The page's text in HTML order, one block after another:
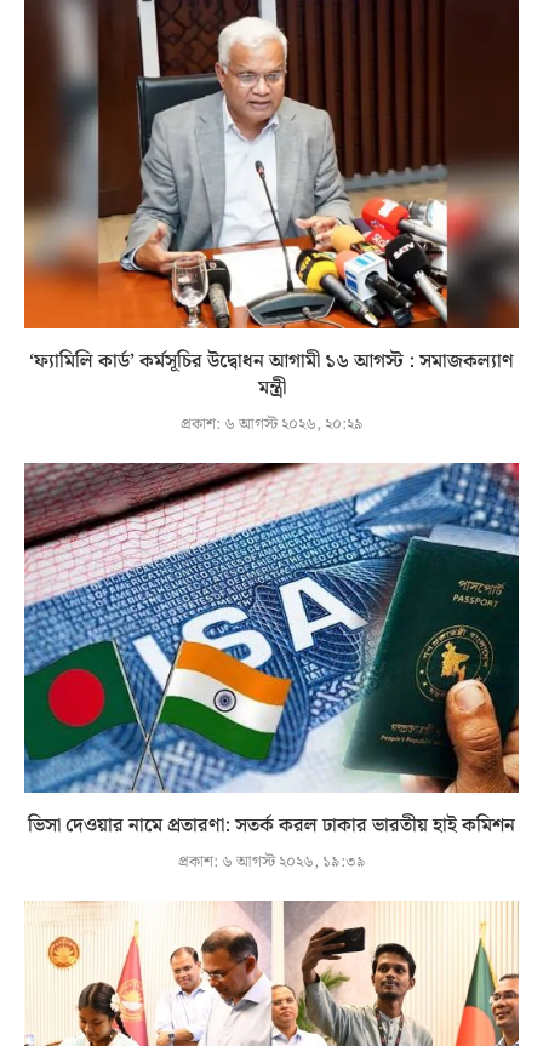
‘ফ্যামিলি কার্ড’ কর্মসূচির উদ্বোধন আগামী ১৬ আগস্ট : সমাজকল্যাণ
মন্ত্রী
প্রকাশ: ৬ আগস্ট ২০২৬, ২০:২৯
ভিসা দেওয়ার নামে প্রতারণা: সতর্ক করল ঢাকার ভারতীয় হাই কমিশন
প্রকাশ: ৬ আগস্ট ২০২৬, ১৯:৩৯